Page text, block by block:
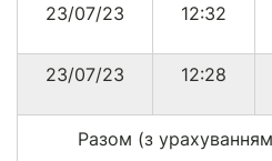
23/07/23
12:32
23/07/23
12:28
Разом (з